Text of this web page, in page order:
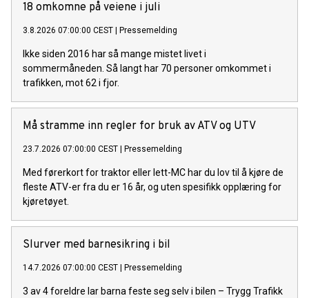
18 omkomne på veiene i juli
3.8.2026 07:00:00 CEST Pressemelding
Ikke siden 2016 har så mange mistet livet i
sommermåneden. Så langt har 70 personer omkommet i
trafikken, mot 62 i fjor.
Må stramme inn regler for bruk av ATV og UTV
23.7.2026 07:00:00 CEST Pressemelding
Med førerkort for traktor eller lett-MC har du lov til å kjøre de
fleste ATV-er fra du er 16 år, og uten spesifikk opplæring for
kjøretøyet.
Slurver med barnesikring i bil
14.7.2026 07:00:00 CEST Pressemelding
3 av 4 foreldre lar barna feste seg selv i bilen – Trygg Trafikk